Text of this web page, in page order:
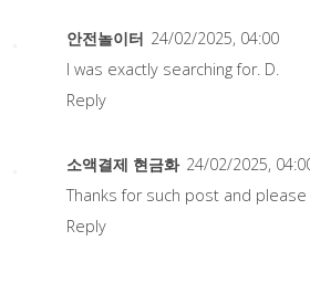
안전놀이터 24/02/2025, 04:00
I was exactly searching for. D.
Reply
소액결제 현금화 24/02/2025,
Thanks for such post and
Reply